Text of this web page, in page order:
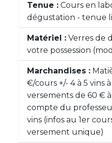
Tenue : Cours en
dégustation - tenue
Matériel : Verres de
votre possession
Marchandises :
€/cours +/- 4 à 5 vins
versements de 60 €
compte du
vins (infos au 1er
versement unique)